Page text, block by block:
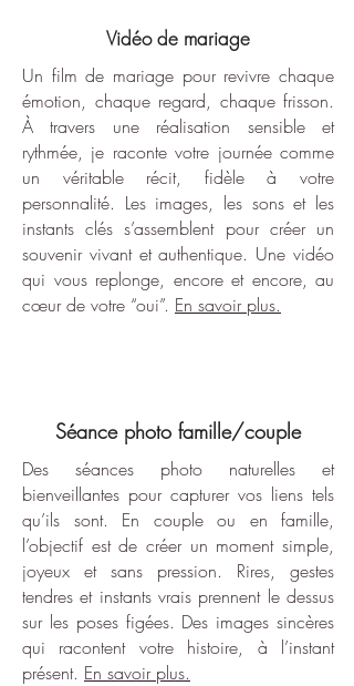
Vidéo de mariage
Un film de mariage pour revivre chaque
émotion, chaque regard, chaque frisson.
À travers une réalisation sensible et
rythmée, je raconte votre journée comme
un véritable récit, fidèle à votre
personnalité. Les images, les sons et les
instants clés s’assemblent pour créer un
souvenir vivant et authentique. Une vidéo
qui vous replonge, encore et encore, au
cœur de votre “oui”. En savoir plus.
Séance photo famille/couple
Des séances photo naturelles et
bienveillantes pour capturer vos liens tels
qu’ils sont. En couple ou en famille,
l’objectif est de créer un moment simple,
joyeux et sans pression. Rires, gestes
tendres et instants vrais prennent le dessus
sur les poses figées. Des images sincères
qui racontent votre histoire, à l’instant
présent. En savoir plus.